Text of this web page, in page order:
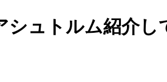
ュトルム紹介し